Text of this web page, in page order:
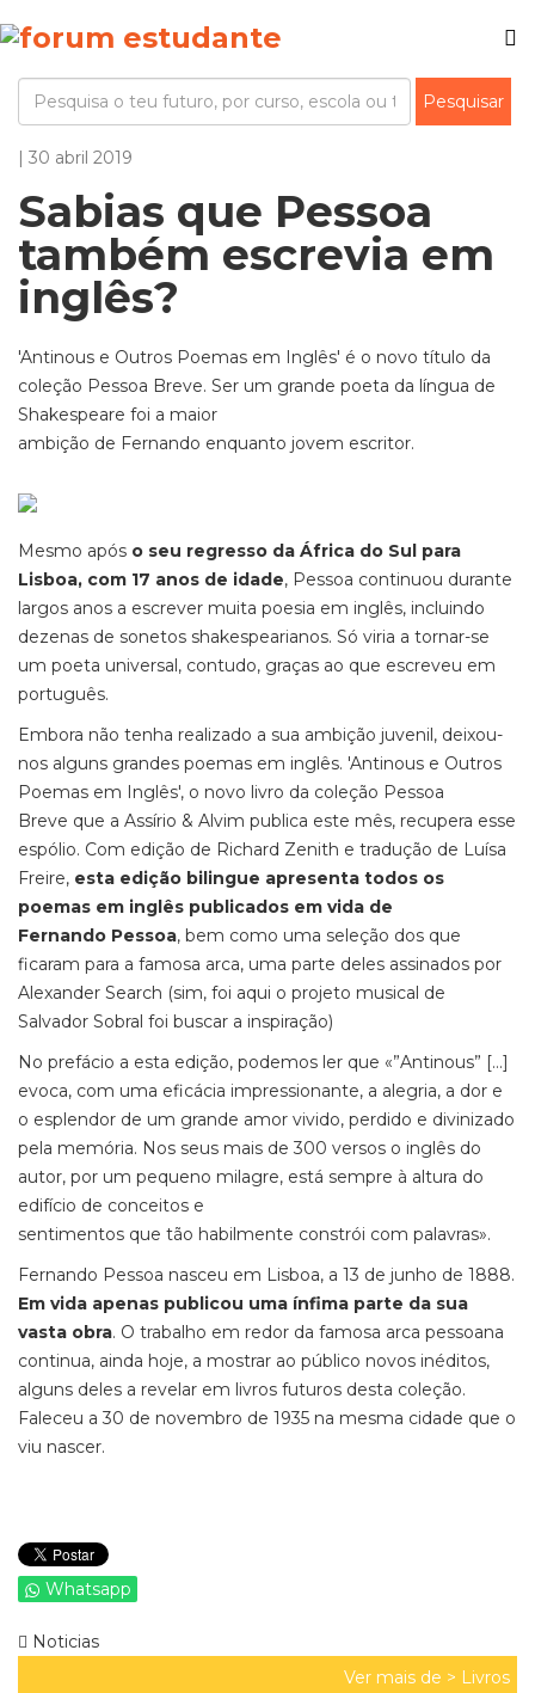
| 30 abril 2019
Sabias que Pessoa
também escrevia em
inglês?
'Antinous e Outros Poemas em Inglês' é o novo título da
coleção Pessoa Breve. Ser um grande poeta da língua de
Shakespeare foi a maior
ambição de Fernando enquanto jovem escritor.
Mesmo após o seu regresso da África do Sul para
Lisboa, com 17 anos de idade, Pessoa continuou durante
largos anos a escrever muita poesia em inglês, incluindo
dezenas de sonetos shakespearianos. Só viria a tornar-se
um poeta universal, contudo, graças ao que escreveu em
português.
Embora não tenha realizado a sua ambição juvenil, deixou-
nos alguns grandes poemas em inglês. 'Antinous e Outros
Poemas em Inglês', o novo livro da coleção Pessoa
Breve que a Assírio & Alvim publica este mês, recupera esse
espólio. Com edição de Richard Zenith e tradução de Luísa
Freire, esta edição bilingue apresenta todos os
poemas em inglês publicados em vida de
Fernando Pessoa, bem como uma seleção dos que
ficaram para a famosa arca, uma parte deles assinados por
Alexander Search (sim, foi aqui o projeto musical de
Salvador Sobral foi buscar a inspiração)
No prefácio a esta edição, podemos ler que «”Antinous” […]
evoca, com uma eficácia impressionante, a alegria, a dor e
o esplendor de um grande amor vivido, perdido e divinizado
pela memória. Nos seus mais de 300 versos o inglês do
autor, por um pequeno milagre, está sempre à altura do
edifício de conceitos e
sentimentos que tão habilmente constrói com palavras».
Fernando Pessoa nasceu em Lisboa, a 13 de junho de 1888.
Em vida apenas publicou uma ínfima parte da sua
vasta obra. O trabalho em redor da famosa arca pessoana
continua, ainda hoje, a mostrar ao público novos inéditos,
alguns deles a revelar em livros futuros desta coleção.
Faleceu a 30 de novembro de 1935 na mesma cidade que o
viu nascer.
Whatsapp
Noticias
Ver mais de > Livros